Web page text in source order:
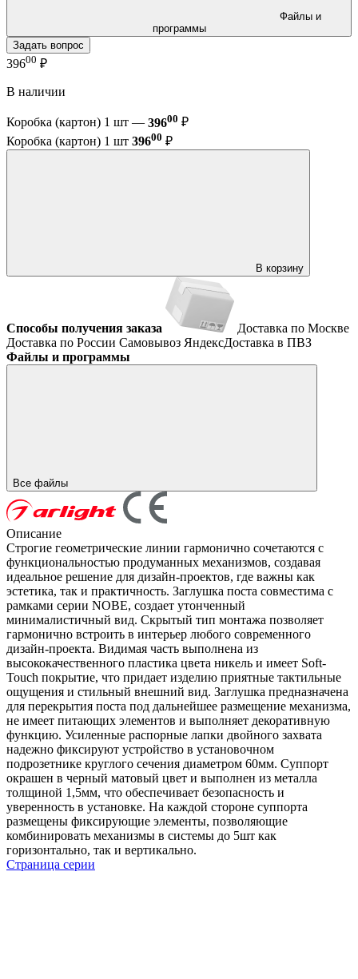
программы
Задать вопрос
39600 ₽
В наличии
Коробка (картон) 1 шт — 39600 ₽
Коробка (картон) 1 шт 39600 ₽
В корзину
Способы получения заказа
Доставка по Москве
Доставка по России Самовывоз ЯндексДоставка в ПВЗ
Файлы и программы
Все файлы
Описание
Строгие геометрические линии гармонично сочетаются с
функциональностью продуманных механизмов, создавая
идеальное решение для дизайн-проектов, где важны как
эстетика, так и практичность. Заглушка поста совместима с
рамками серии NOBE, создает утонченный
минималистичный вид. Скрытый тип монтажа позволяет
гармонично встроить в интерьер любого современного
дизайн-проекта. Видимая часть выполнена из
высококачественного пластика цвета никель и имеет Soft-
Touch покрытие, что придает изделию приятные тактильные
ощущения и стильный внешний вид. Заглушка предназначена
для перекрытия поста под дальнейшее размещение механизма,
не имеет питающих элементов и выполняет декоративную
функцию. Усиленные распорные лапки двойного захвата
надежно фиксируют устройство в установочном
подрозетнике круглого сечения диаметром 60мм. Суппорт
окрашен в черный матовый цвет и выполнен из металла
толщиной 1,5мм, что обеспечивает безопасность и
уверенность в установке. На каждой стороне суппорта
размещены фиксирующие элементы, позволяющие
комбинировать механизмы в системы до 5шт как
горизонтально, так и вертикально.
Страница серии